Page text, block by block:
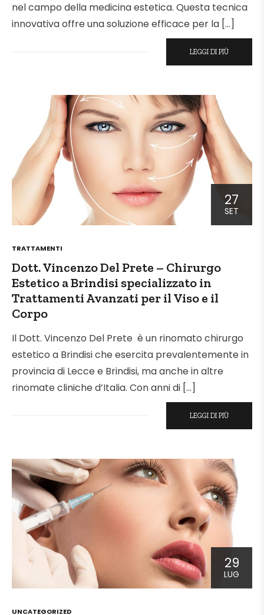
nel campo della medicina estetica. Questa tecnica
innovativa offre una soluzione efficace per la […]
LEGGI DI PIÙ
27
SET
POSTED
TRATTAMENTI
Dott. Vincenzo Del Prete – Chirurgo
Estetico a Brindisi specializzato in
Trattamenti Avanzati per il Viso e il
Corpo
Il Dott. Vincenzo Del Prete è un rinomato chirurgo
estetico a Brindisi che esercita prevalentemente in
provincia di Lecce e Brindisi, ma anche in altre
rinomate cliniche d’Italia. Con anni di […]
LEGGI DI PIÙ
29
LUG
POSTED
UNCATEGORIZED